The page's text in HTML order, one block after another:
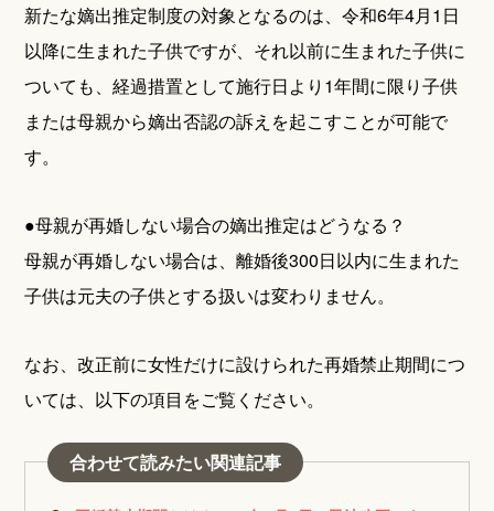
新たな嫡出推定制度の対象となるのは、令和6年4月1日
以降に生まれた子供ですが、それ以前に生まれた子供に
ついても、経過措置として施行日より1年間に限り子供
または母親から嫡出否認の訴えを起こすことが可能で
す。
●母親が再婚しない場合の嫡出推定はどうなる？
母親が再婚しない場合は、離婚後300日以内に生まれた
子供は元夫の子供とする扱いは変わりません。
なお、改正前に女性だけに設けられた再婚禁止期間につ
いては、以下の項目をご覧ください。
合わせて読みたい関連記事